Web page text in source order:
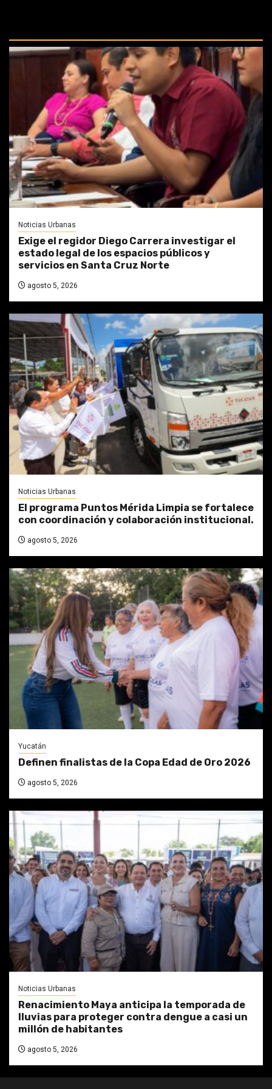
Noticias Urbanas
Exige el regidor Diego Carrera investigar el
estado legal de los espacios públicos y
servicios en Santa Cruz Norte
agosto 5, 2026
Noticias Urbanas
El programa Puntos Mérida Limpia se fortalece
con coordinación y colaboración institucional.
agosto 5, 2026
Yucatán
Definen finalistas de la Copa Edad de Oro 2026
agosto 5, 2026
Noticias Urbanas
Renacimiento Maya anticipa la temporada de
lluvias para proteger contra dengue a casi un
millón de habitantes
agosto 5, 2026